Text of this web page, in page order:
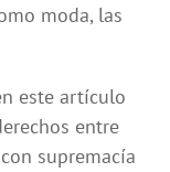
moda, las
este artículo
entre
supremacía